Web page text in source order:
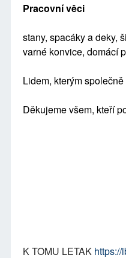
Pracovní věci
stany, spacáky a deky,
varné konvice, domácí
Lidem, kterým
Děkujeme všem, kteří
K TOMU LETAK https://